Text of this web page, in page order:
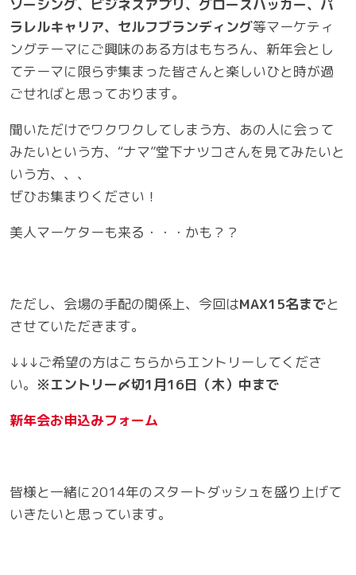
ソーシング、ビジネスアプリ、グロースハッカー、パ
ラレルキャリア、セルフブランディング等マーケティ
ングテーマにご興味のある方はもちろん、新年会とし
てテーマに限らず集まった皆さんと楽しいひと時が過
ごせればと思っております。
聞いただけでワクワクしてしまう方、あの人に会って
みたいという方、“ナマ”堂下ナツコさんを見てみたいと
いう方、、、
ぜひお集まりください！
美人マーケターも来る・・・かも？？
ただし、会場の手配の関係上、今回はMAX15名までと
させていただきます。
↓↓↓ご希望の方はこちらからエントリーしてくださ
い。 ※エントリー〆切1月16日（木）中まで
新年会お申込みフォーム
皆様と一緒に2014年のスタートダッシュを盛り上げて
いきたいと思っています。